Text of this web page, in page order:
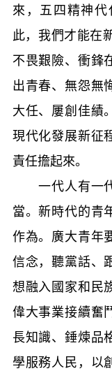
來，五四精神
此，我們才能在
不畏艱險、衝鋒
出青春、無怨無
大任、屢創佳績
現代化發展新征
責任擔起來。
一代人有一代
當。新時代的青
作為。廣大青年
信念，聽黨話、
想融入國家和民
偉大事業接續奮
長知識、錘煉品
學服務人民，以